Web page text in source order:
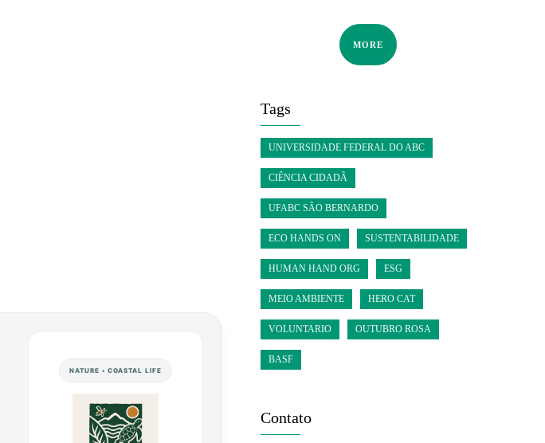
NATURE • COASTAL LIFE
MORE
Tags
UNIVERSIDADE FEDERAL DO ABC
CIÊNCIA CIDADÃ
UFABC SÃO BERNARDO
ECO HANDS ON SUSTENTABILIDADE
HUMAN HAND ORG ESG
MEIO AMBIENTE HERO CAT
VOLUNTARIO OUTUBRO ROSA
BASF
Contato